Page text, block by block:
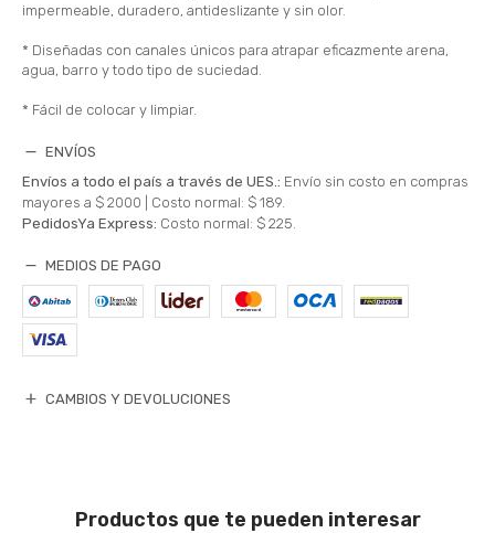
impermeable, duradero, antideslizante y sin olor.
* Diseñadas con canales únicos para atrapar eficazmente arena,
agua, barro y todo tipo de suciedad.
* Fácil de colocar y limpiar.
ENVÍOS
Envíos a todo el país a través de UES.: Envío sin costo en compras
mayores a $ 2000 | Costo normal: $ 189.
PedidosYa Express: Costo normal: $ 225.
MEDIOS DE PAGO
CAMBIOS Y DEVOLUCIONES
Productos que te pueden interesar